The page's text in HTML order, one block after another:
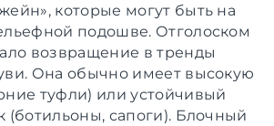
которые могут быть на
подошве. Отголоском
возвращение в тренды
Она обычно имеет высокую
туфли) или устойчивый
(ботильоны, сапоги). Блочный